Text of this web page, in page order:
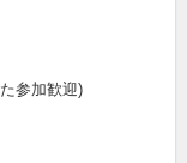
参加歓迎)